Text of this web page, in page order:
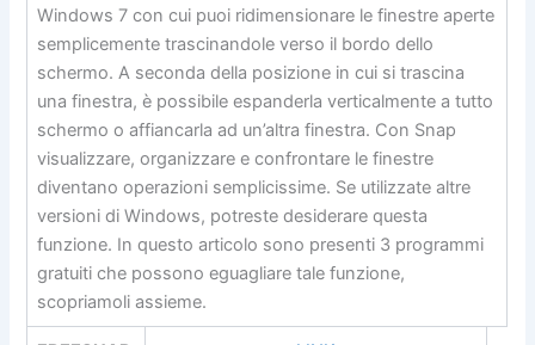
Windows 7 con cui puoi ridimensionare le finestre aperte
semplicemente trascinandole verso il bordo dello
schermo. A seconda della posizione in cui si trascina
una finestra, è possibile espanderla verticalmente a tutto
schermo o affiancarla ad un’altra finestra. Con Snap
visualizzare, organizzare e confrontare le finestre
diventano operazioni semplicissime. Se utilizzate altre
versioni di Windows, potreste desiderare questa
funzione. In questo articolo sono presenti 3 programmi
gratuiti che possono eguagliare tale funzione,
scopriamoli assieme.